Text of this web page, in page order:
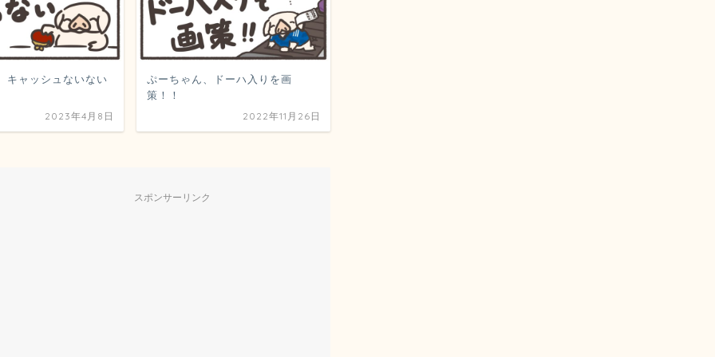
キャッシュないない
2023年4月8日
ぷーちゃん、ドーハ入りを画
策！！
2022年11月26日
スポンサーリンク